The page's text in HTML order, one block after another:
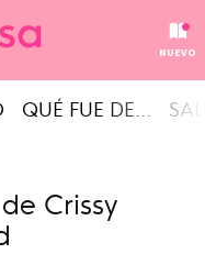
NUEVO
QUÉ FUE DE...
Crissy